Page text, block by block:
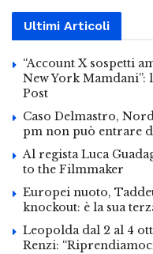
Ultimi Articoli
“Account X sospetti
New York Mamdani”:
Post
Caso Delmastro,
pm non può entrare
Al regista Luca
to the Filmmaker
Europei nuoto,
knockout: è la sua
Leopolda dal 2 al 4
Renzi: